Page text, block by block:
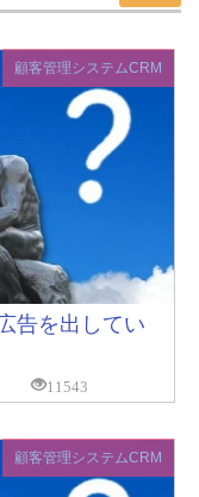
顧客管理システムCRM
告を出してい
11543
顧客管理システムCRM